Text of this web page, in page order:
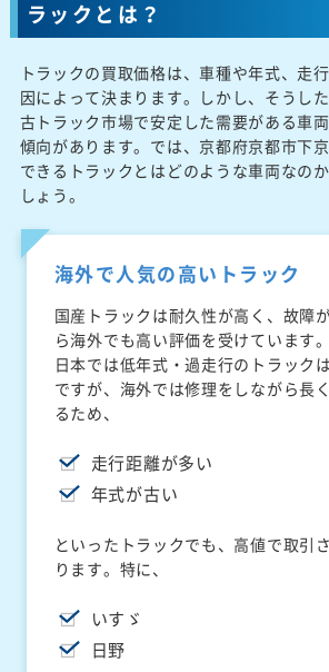
ラックとは？
トラックの買取価格は、車種や年式、走
因によって決まります。しかし、そうし
古トラック市場で安定した需要がある車
傾向があります。では、京都府京都市下
できるトラックとはどのような車両なの
しょう。
海外で人気の高いトラック
国産トラックは耐久性が高く、故障
ら海外でも高い評価を受けています。
日本では低年式・過走行のトラック
ですが、海外では修理をしながら長
るため、
走行距離が多い
年式が古い
といったトラックでも、高値で取引
ります。特に、
いすゞ
日野